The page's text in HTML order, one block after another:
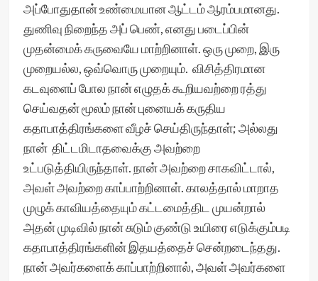
அப்போதுதான் உண்மையான ஆட்டம் ஆரம்பமானது.
துணிவு நிறைந்த அப் பெண், எனது படைப்பின்
முதன்மைக் கருவையே மாற்றினாள். ஒரு முறை, இரு
முறையல்ல, ஒவ்வொரு முறையும். விசித்திரமான
கடவுளைப் போல நான் எழுதக் கூறியவற்றை ரத்து
செய்வதன் மூலம் நான் புனையக் கருதிய
கதாபாத்திரங்களை வீழச் செய்திருந்தாள்; அல்லது
நான் திட்டமிடாதவைக்கு அவற்றை
உட்படுத்தியிருந்தாள். நான் அவற்றை சாகவிட்டால்,
அவள் அவற்றை காப்பாற்றினாள். காலத்தால் மாறாத
முழுக் காவியத்தையும் கட்டமைத்திட முயன்றால்
அதன் முடிவில் நான் சுடும் குண்டு உயிரை எடுக்கும்படி
கதாபாத்திரங்களின் இதயத்தைச் சென்றடைந்தது.
நான் அவர்களைக் காப்பாற்றினால், அவள் அவர்களை